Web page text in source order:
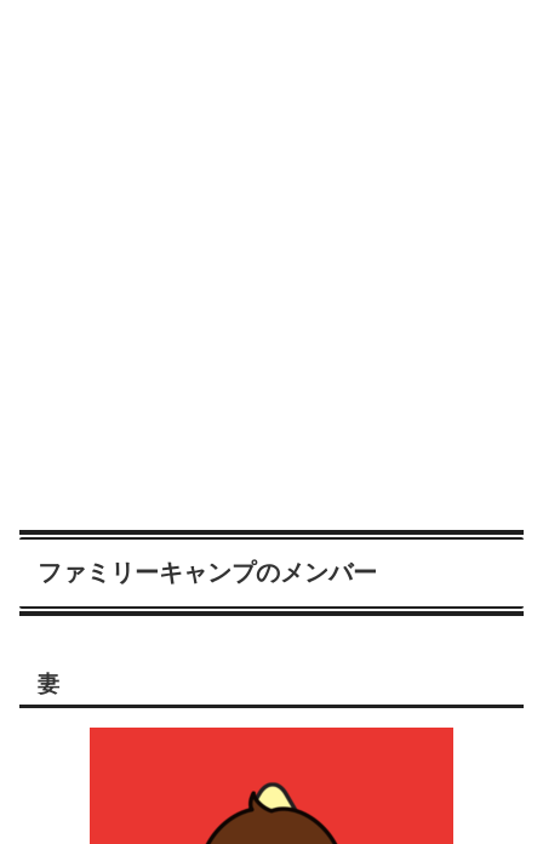
ファミリーキャンプのメンバー
妻